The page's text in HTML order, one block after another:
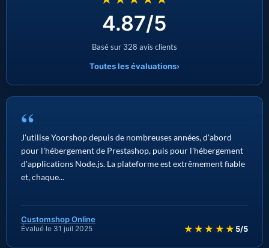
4.87/5
Basé sur 328 avis clients
Toutes les évaluations›
“
J'utilise Yoorshop depuis de nombreuses années, d'abord
pour l'hébergement de Prestashop, puis pour l'hébergement
d'applications Node.js. La plateforme est extrêmement fiable
et, chaque...
Customshop Online
Évalué le 31 juil 2025 ★★★★★ 5/5